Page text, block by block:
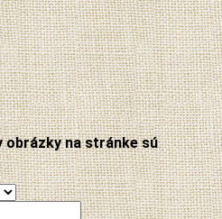
obrázky na stránke sú